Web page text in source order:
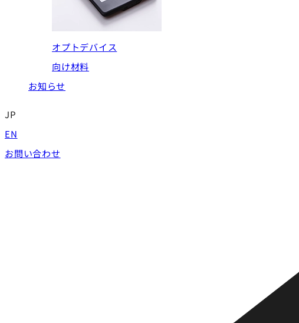
オプトデバイス
向け材料
お知らせ
JP
EN
お問い合わせ